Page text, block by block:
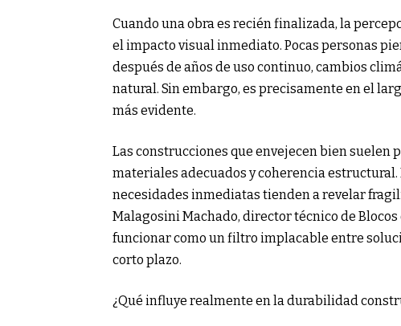
Cuando una obra es recién finalizada, la
el impacto visual inmediato. Pocas personas
después de años de uso continuo, cambios
natural. Sin embargo, es precisamente en el
más evidente.
Las construcciones que envejecen bien
materiales adecuados y coherencia
necesidades inmediatas tienden a revelar
Malagosini Machado, director técnico de
funcionar como un filtro implacable entre
corto plazo.
¿Qué influye realmente en la durabilidad